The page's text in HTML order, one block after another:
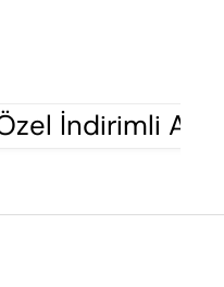
İndirimli